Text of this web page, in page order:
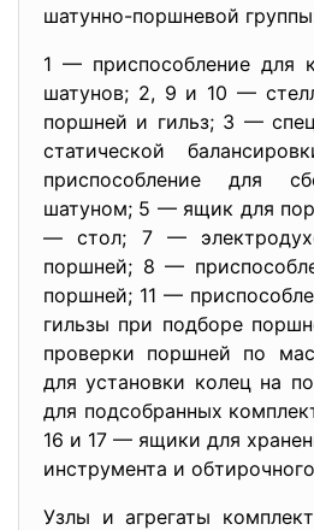
шатунно-поршневой
1 — приспособление для
шатунов; 2, 9 и 10 —
поршней и гильз; 3 —
статической
приспособление для
шатуном; 5 — ящик для
— стол; 7 —
поршней; 8 —
поршней; 11 —
гильзы при подборе
проверки поршней по
для установки колец на
для подсобранных
16 и 17 — ящики для
инструмента и
Узлы и агрегаты